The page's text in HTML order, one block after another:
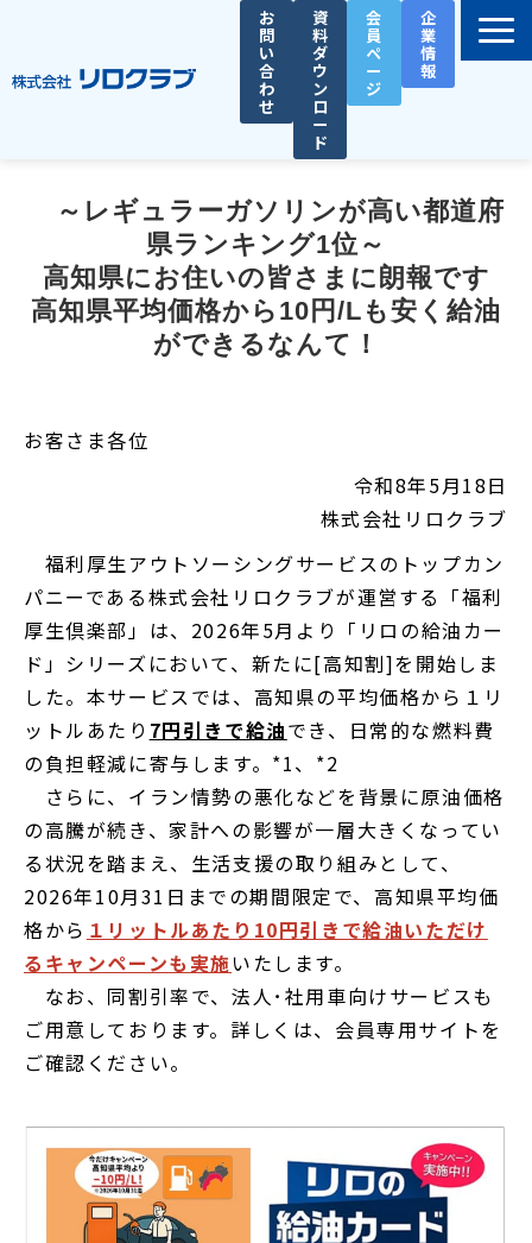
お
問
い
合
わ
せ
資
料
ダ
ウ
ン
ロ
ー
ド
会
員
ペ
ー
ジ
企
業
情
報
サービス一覧
お役立ち資料
導入事例
セミナー
～レギュラーガソリンが高い都道府
県ランキング1位～
高知県にお住いの皆さまに朗報です
高知県平均価格から10円/Lも安く給油
ができるなんて！
お客さま各位
令和8年5月18日
株式会社リロクラブ
福利厚生アウトソーシングサービスのトップカン
パニーである株式会社リロクラブが運営する「福利
厚生倶楽部」は、2026年5月より「リロの給油カー
ド」シリーズにおいて、新たに[高知割]を開始しま
した。本サービスでは、高知県の平均価格から１リ
ットルあたり 7円引きで給油でき、日常的な燃料費
の負担軽減に寄与します。*1、*2
さらに、イラン情勢の悪化などを背景に原油価格
の高騰が続き、家計への影響が一層大きくなってい
る状況を踏まえ、生活支援の取り組みとして、
2026年10月31日までの期間限定で、高知県平均価
格から １リットルあたり10円引きで給油いただけ
るキャンペーンも実施 いたします。
なお、同割引率で、法人･社用車向けサービスも
ご用意しております。詳しくは、会員専用サイトを
ご確認ください。